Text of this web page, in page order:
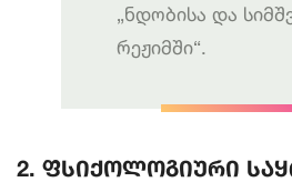
„ნდობისა და
რეჟიმში“.
2. ფსიქოლოგიური